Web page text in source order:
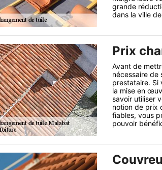
grande
dans la ville
Prix
Avant de
nécessaire de
prestataire. Si
la mise en
savoir utiliser
notion de prix
fiables, vous
pouvoir